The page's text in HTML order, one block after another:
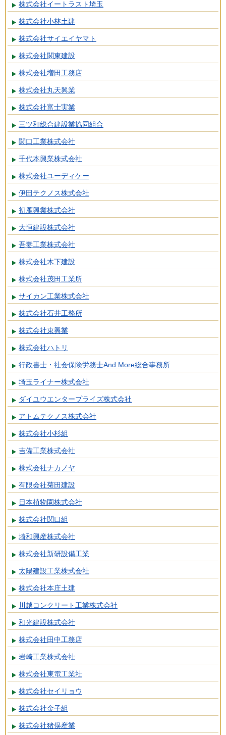
株式会社イートラスト埼玉
株式会社小林土建
株式会社サイエイヤマト
株式会社関東建設
株式会社増田工務店
株式会社丸天興業
株式会社富士実業
三ツ和総合建設業協同組合
関口工業株式会社
千代本興業株式会社
株式会社ユーディケー
伊田テクノス株式会社
初雁興業株式会社
大恒建設株式会社
吾妻工業株式会社
株式会社木下建設
株式会社茂田工業所
サイカン工業株式会社
株式会社石井工務所
株式会社東興業
株式会社ハトリ
行政書士・社会保険労務士And More総合事務所
埼玉ライナー株式会社
ダイユウエンタープライズ株式会社
アトムテクノス株式会社
株式会社小杉組
吉備工業株式会社
株式会社ナカノヤ
有限会社菊田建設
日本植物園株式会社
株式会社関口組
埼和興産株式会社
株式会社新研設備工業
太陽建設工業株式会社
株式会社本庄土建
川越コンクリート工業株式会社
和光建設株式会社
株式会社田中工務店
岩崎工業株式会社
株式会社東電工業社
株式会社セイリョウ
株式会社金子組
株式会社猪俣産業